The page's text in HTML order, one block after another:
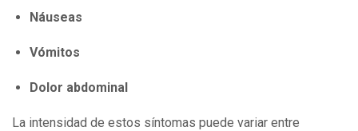
Náuseas
Vómitos
Dolor abdominal
La intensidad de estos síntomas puede variar entre